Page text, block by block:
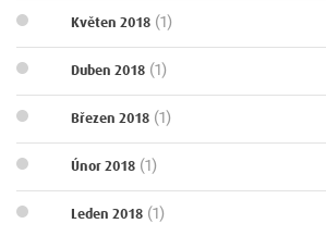
Květen 2018 (1)
Duben 2018 (1)
Březen 2018 (1)
Únor 2018 (1)
Leden 2018 (1)